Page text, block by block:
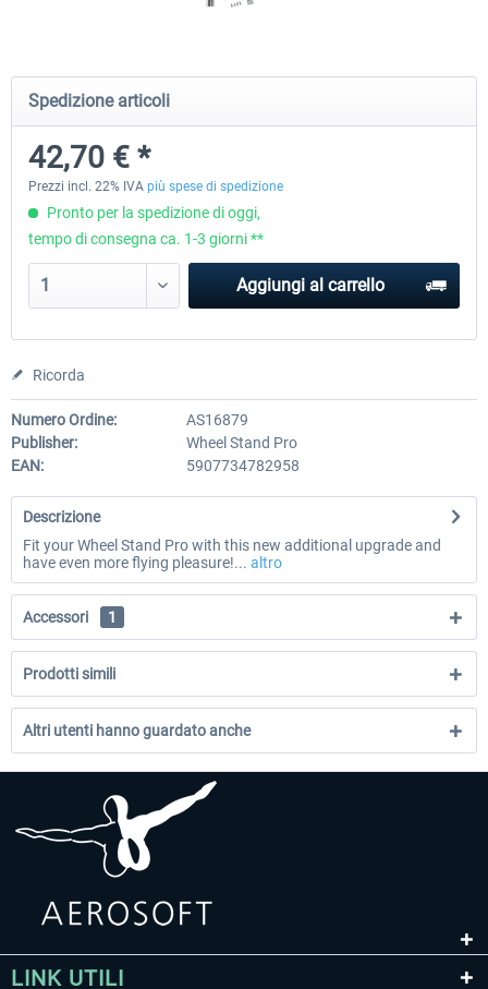
Wheel Stand Pro for Thrustmaster
230,66 € *
Spedizione articoli
42,70 € *
Prezzi incl. 22% IVA più spese di spedizione
Pronto per la spedizione di oggi,
tempo di consegna ca. 1-3 giorni **
Aggiungi al carrello
Ricorda
Numero Ordine:
AS16879
Publisher:
Wheel Stand Pro
EAN:
5907734782958
Descrizione
Fit your Wheel Stand Pro with this new additional upgrade and
have even more flying pleasure!... altro
Accessori 1
Prodotti simili
Altri utenti hanno guardato anche
LINK UTILI